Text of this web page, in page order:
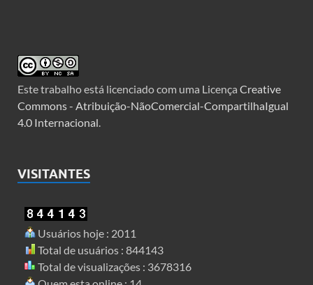
Este trabalho está licenciado com uma Licença Creative
Commons - Atribuição-NãoComercial-CompartilhaIgual
4.0 Internacional
VISITANTES
Usuários hoje : 2011
Total de usuários : 844143
Total de visualizações : 3678316